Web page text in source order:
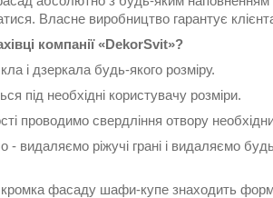
Власне виробництво гарантує
компанії «DekorSvit»?
дзеркала будь-якого розміру.
необхідні користувачу розміри.
свердління отвору
ріжучі грані і видаляємо будь-
фасаду шафи-купе знаходить форму